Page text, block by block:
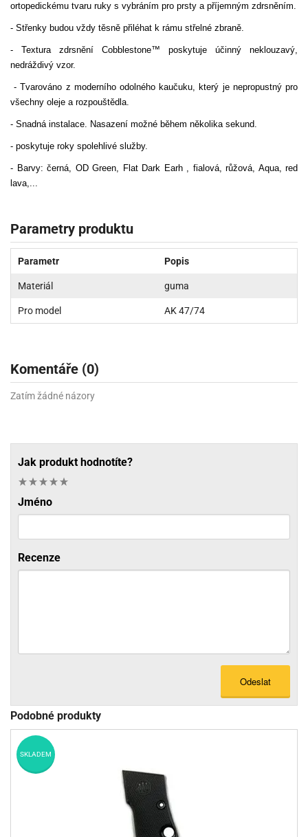
ortopedickému tvaru ruky s vybráním pro prsty a příjemným zdrsněním.
- Střenky budou vždy těsně přiléhat k rámu střelné zbraně.
- Textura zdrsnění Cobblestone™ poskytuje účinný neklouzavý,
nedráždivý vzor.
- Tvarováno z moderního odolného kaučuku, který je nepropustný pro
všechny oleje a rozpouštědla.
- Snadná instalace. Nasazení možné během několika sekund.
- poskytuje roky spolehlivé služby.
- Barvy: černá, OD Green, Flat Dark Earh , fialová, růžová, Aqua, red
lava,...
Parametry produktu
Parametr Popis
Materiál guma
Pro model AK 47/74
Komentáře (0)
Zatím žádné názory
Jak produkt hodnotíte?
Jméno
Recenze
Odeslat
Podobné produkty
SKLADEM